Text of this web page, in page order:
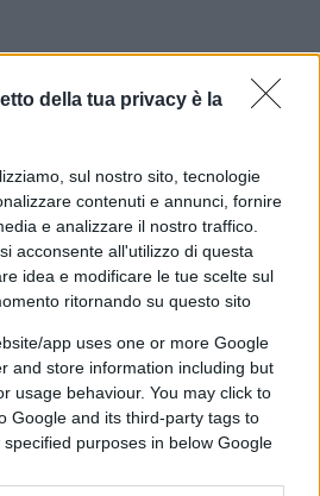
della tua privacy è la
sul nostro sito, tecnologie
contenuti e annunci, fornire
e analizzare il nostro traffico.
acconsente all'utilizzo di questa
idea e modificare le tue scelte sul
ritornando su questo sito
app uses one or more Google
and store information including but
usage behaviour. You may click to
Google and its third-party tags to
purposes in below Google
degli ostaggi, la